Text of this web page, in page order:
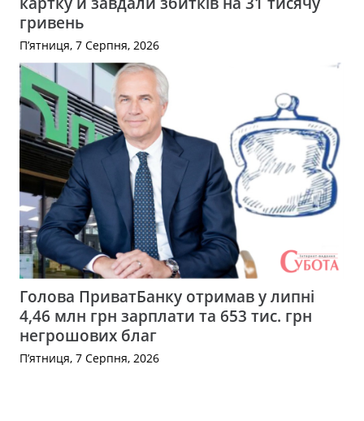
гривень
П’ятниця, 7 Серпня, 2026
Голова ПриватБанку отримав у липні
4,46 млн грн зарплати та 653 тис. грн
негрошових благ
П’ятниця, 7 Серпня, 2026